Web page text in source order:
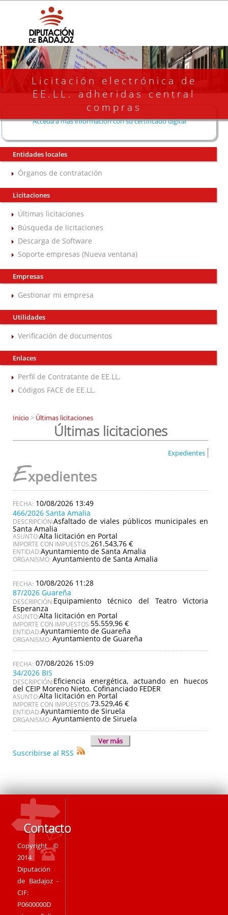
Licitación electrónica de
EE.LL. adheridas central
compras
Acceda a más información con su certificado digital
Entidades locales
Órganos de contratación
Licitaciones
Últimas licitaciones
Búsqueda de licitaciones
Descarga de Software
Soporte empresas (Nueva ventana)
Empresas
Gestionar mi empresa
Utilidades
Verificación de documentos
Enlaces
Perfil de Contratante de EE.LL.
Códigos FACE de EE.LL.
Inicio > Últimas licitaciones
Últimas licitaciones
Expedientes
Expedientes
10/08/2026 13:49
466/2026 Santa Amalia
DESCRIPCIÓN:Asfaltado de viales públicos municipales en
Santa Amalia
ASUNTO:Alta licitación en Portal
IMPORTE CON IMPUESTOS:261.543,76 €
ENTIDAD:Ayuntamiento de Santa Amalia
ORGANISMO: Ayuntamiento de Santa Amalia
10/08/2026 11:28
87/2026 Guareña
DESCRIPCIÓN:Equipamiento técnico del Teatro Victoria
Esperanza
ASUNTO:Alta licitación en Portal
IMPORTE CON IMPUESTOS:55.559,96 €
ENTIDAD:Ayuntamiento de Guareña
ORGANISMO: Ayuntamiento de Guareña
07/08/2026 15:09
34/2026 BIS
DESCRIPCIÓN:Eficiencia energética, actuando en huecos
del CEIP Moreno Nieto. Cofinanciado FEDER
ASUNTO:Alta licitación en Portal
IMPORTE CON IMPUESTOS:73.529,46 €
ENTIDAD:Ayuntamiento de Siruela
ORGANISMO: Ayuntamiento de Siruela
Ver más
Suscribirse al RSS
Contacto
Copyright ©
2014
Diputación
de Badajoz -
CIF:
P0600000D